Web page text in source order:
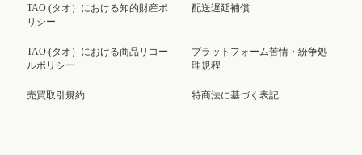
TAO (タオ）における知的財産ポ
リシー
TAO (タオ）における商品リコー
ルポリシー
売買取引規約
配送遅延補償
プラットフォーム苦情・紛争処
理規程
特商法に基づく表記